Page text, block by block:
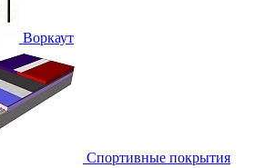
Воркаут
Спортивные покрытия